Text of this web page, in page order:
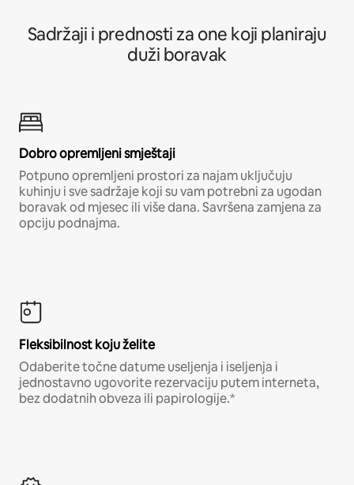
Sadržaji i prednosti za one koji planiraju
duži boravak
Dobro opremljeni smještaji
Potpuno opremljeni prostori za najam uključuju
kuhinju i sve sadržaje koji su vam potrebni za ugodan
boravak od mjesec ili više dana. Savršena zamjena za
opciju podnajma.
Fleksibilnost koju želite
Odaberite točne datume useljenja i iseljenja i
jednostavno ugovorite rezervaciju putem interneta,
bez dodatnih obveza ili papirologije.*